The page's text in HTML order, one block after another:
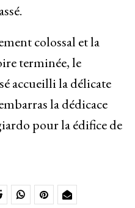
colossal et la
terminée, le
accueilli la délicate
la dédicace
pour la édifice de